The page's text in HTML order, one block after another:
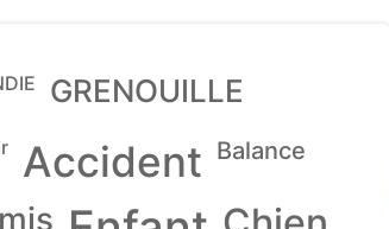
GRENOUILLE
Accident Balance